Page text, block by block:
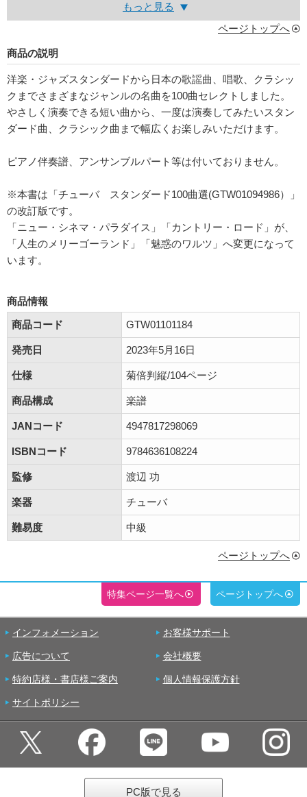
もっと見る
ページトップへ
商品の説明
洋楽・ジャズスタンダードから日本の歌謡曲、唱歌、クラシッ
クまでさまざまなジャンルの名曲を100曲セレクトしました。
やさしく演奏できる短い曲から、一度は演奏してみたいスタン
ダード曲、クラシック曲まで幅広くお楽しみいただけます。
ピアノ伴奏譜、アンサンブルパート等は付いておりません。
※本書は「チューバ スタンダード100曲選(GTW01094986）」
の改訂版です。
「ニュー・シネマ・パラダイス」「カントリー・ロード」が、
「人生のメリーゴーランド」「魅惑のワルツ」へ変更になって
います。
商品情報
商品コード
GTW01101184
発売日 2023年5月16日
仕様 菊倍判縦/104ページ
商品構成 楽譜
JANコード 4947817298069
ISBNコード 9784636108224
監修 渡辺 功
楽器 チューバ
難易度 中級
ページトップへ
特集ページ一覧へ ページトップへ
インフォメーション お客様サポート
広告について 会社概要
特約店様・書店様ご案内 個人情報保護方針
サイトポリシー
PC版で見る